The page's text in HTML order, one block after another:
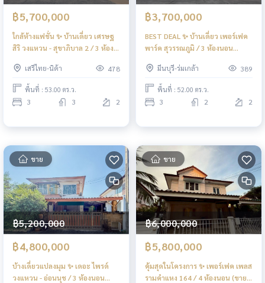
฿5,700,000
ใกล้ห้างแฟชั่น ✨ บ้านเดี่ยว เศรษฐ
สิริ วงแหวน - สุขาภิบาล 2 / 3 ห้อง
- Sukhaphiban 2 / Detached
House 3 Bedrooms (FOR SALE)
AA582
เสรีไทย-นิด้า 478
พื้นที่ : 53.00 ตร.ว.
3 3 2
฿3,700,000
BEST DEAL ✨ บ้านเดี่ยว เพอร์เฟค
พาร์ค สุวรรณภูมิ / 3 ห้องนอน
Suvarnabhumi / Detached
House 3 Bedrooms (FOR SALE)
AA584
มีนบุรี-ร่มเกล้า 389
พื้นที่ : 52.00 ตร.ว.
3 2 2
ขาย
฿5,200,000
฿4,800,000
บ้างเดี่ยวแปลงมุม ✨ เดอะ ไพรด์
วงแหวน - อ่อนนุช / 3 ห้องนอน
ขาย
฿6,000,000
฿5,800,000
คุ้มสุดในโครงการ ✨ เพอร์เฟค เพลส
รามคำแหง 164 / 4 ห้องนอน (ขาย),